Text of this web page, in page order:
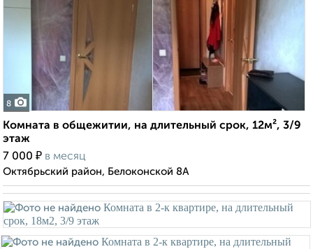
8
Комната в общежитии, на длительный срок, 12м², 3/9
этаж
7 000 ₽ в месяц
Октябрьский район, Белоконской 8А